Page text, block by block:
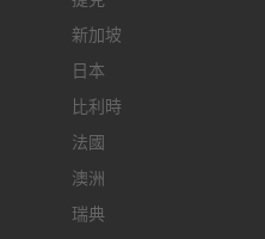
新加坡
日本
比利時
法國
澳洲
瑞典